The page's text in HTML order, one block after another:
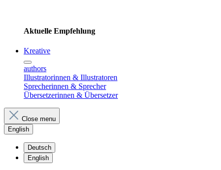
Aktuelle Empfehlung
Kreative
authors
Illustratorinnen & Illustratoren
Sprecherinnen & Sprecher
Übersetzerinnen & Übersetzer
Close menu
English
Deutsch
English